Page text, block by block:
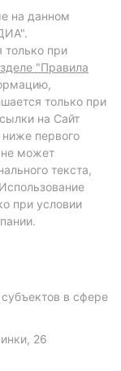
на данном
только при
"Правила
только при
на Сайт
ниже первого
не может
текста,
при условии
в сфере
26